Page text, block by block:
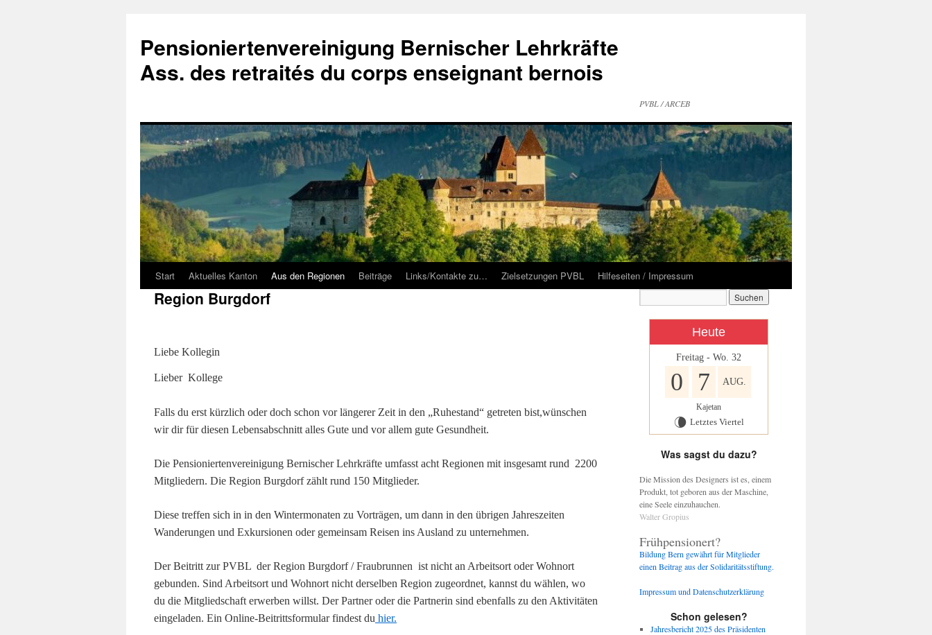
springen
Pensioniertenvereinigung Bernischer Lehrkräfte
Ass. des retraités du corps enseignant bernois
PVBL / ARCEB
Start Aktuelles Kanton Aus den Regionen Beiträge Links/Kontakte zu… Zielsetzungen PVBL Hilfeseiten / Impressum
Region Burgdorf
Liebe Kollegin
Lieber Kollege
Falls du erst kürzlich oder doch schon vor längerer Zeit in den „Ruhestand“ getreten bist,wünschen
wir dir für diesen Lebensabschnitt alles Gute und vor allem gute Gesundheit.
Die Pensioniertenvereinigung Bernischer Lehrkräfte umfasst acht Regionen mit insgesamt rund 2200
Mitgliedern. Die Region Burgdorf zählt rund 150 Mitglieder.
Diese treffen sich in in den Wintermonaten zu Vorträgen, um dann in den übrigen Jahreszeiten
Wanderungen und Exkursionen oder gemeinsam Reisen ins Ausland zu unternehmen.
Der Beitritt zur PVBL der Region Burgdorf / Fraubrunnen ist nicht an Arbeitsort oder Wohnort
gebunden. Sind Arbeitsort und Wohnort nicht derselben Region zugeordnet, kannst du wählen, wo
du die Mitgliedschaft erwerben willst. Der Partner oder die Partnerin sind ebenfalls zu den Aktivitäten
eingeladen. Ein Online-Beitrittsformular findest du hier.
Heute
Freitag - Wo. 32
0 7 AUG.
Kajetan
V Letztes Viertel
Was sagst du dazu?
Die Mission des Designers ist es, einem
Produkt, tot geboren aus der Maschine,
eine Seele einzuhauchen.
Walter Gropius
Frühpensionert?
Bildung Bern gewährt für Mitglieder
einen Beitrag aus der Solidaritätsstiftung.
Impressum und Datenschutzerklärung
Schon gelesen?
Jahresbericht 2025 des Präsidenten